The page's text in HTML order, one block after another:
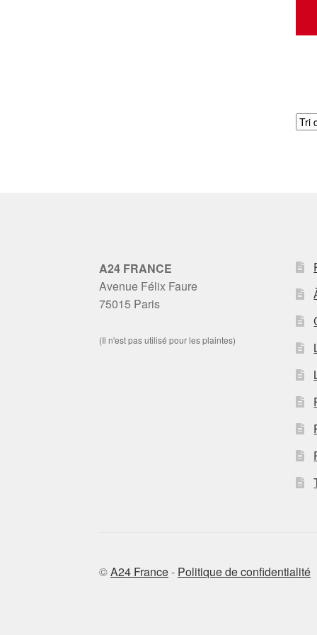
A24 FRANCE
Avenue Félix Faure
75015 Paris
(Il n'est pas utilisé pour les plaintes)
©A24 France- Politique de confidentialité